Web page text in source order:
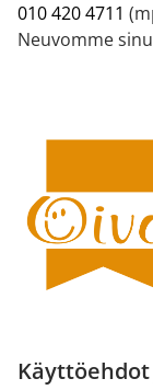
010 420 4711
Neuvomme